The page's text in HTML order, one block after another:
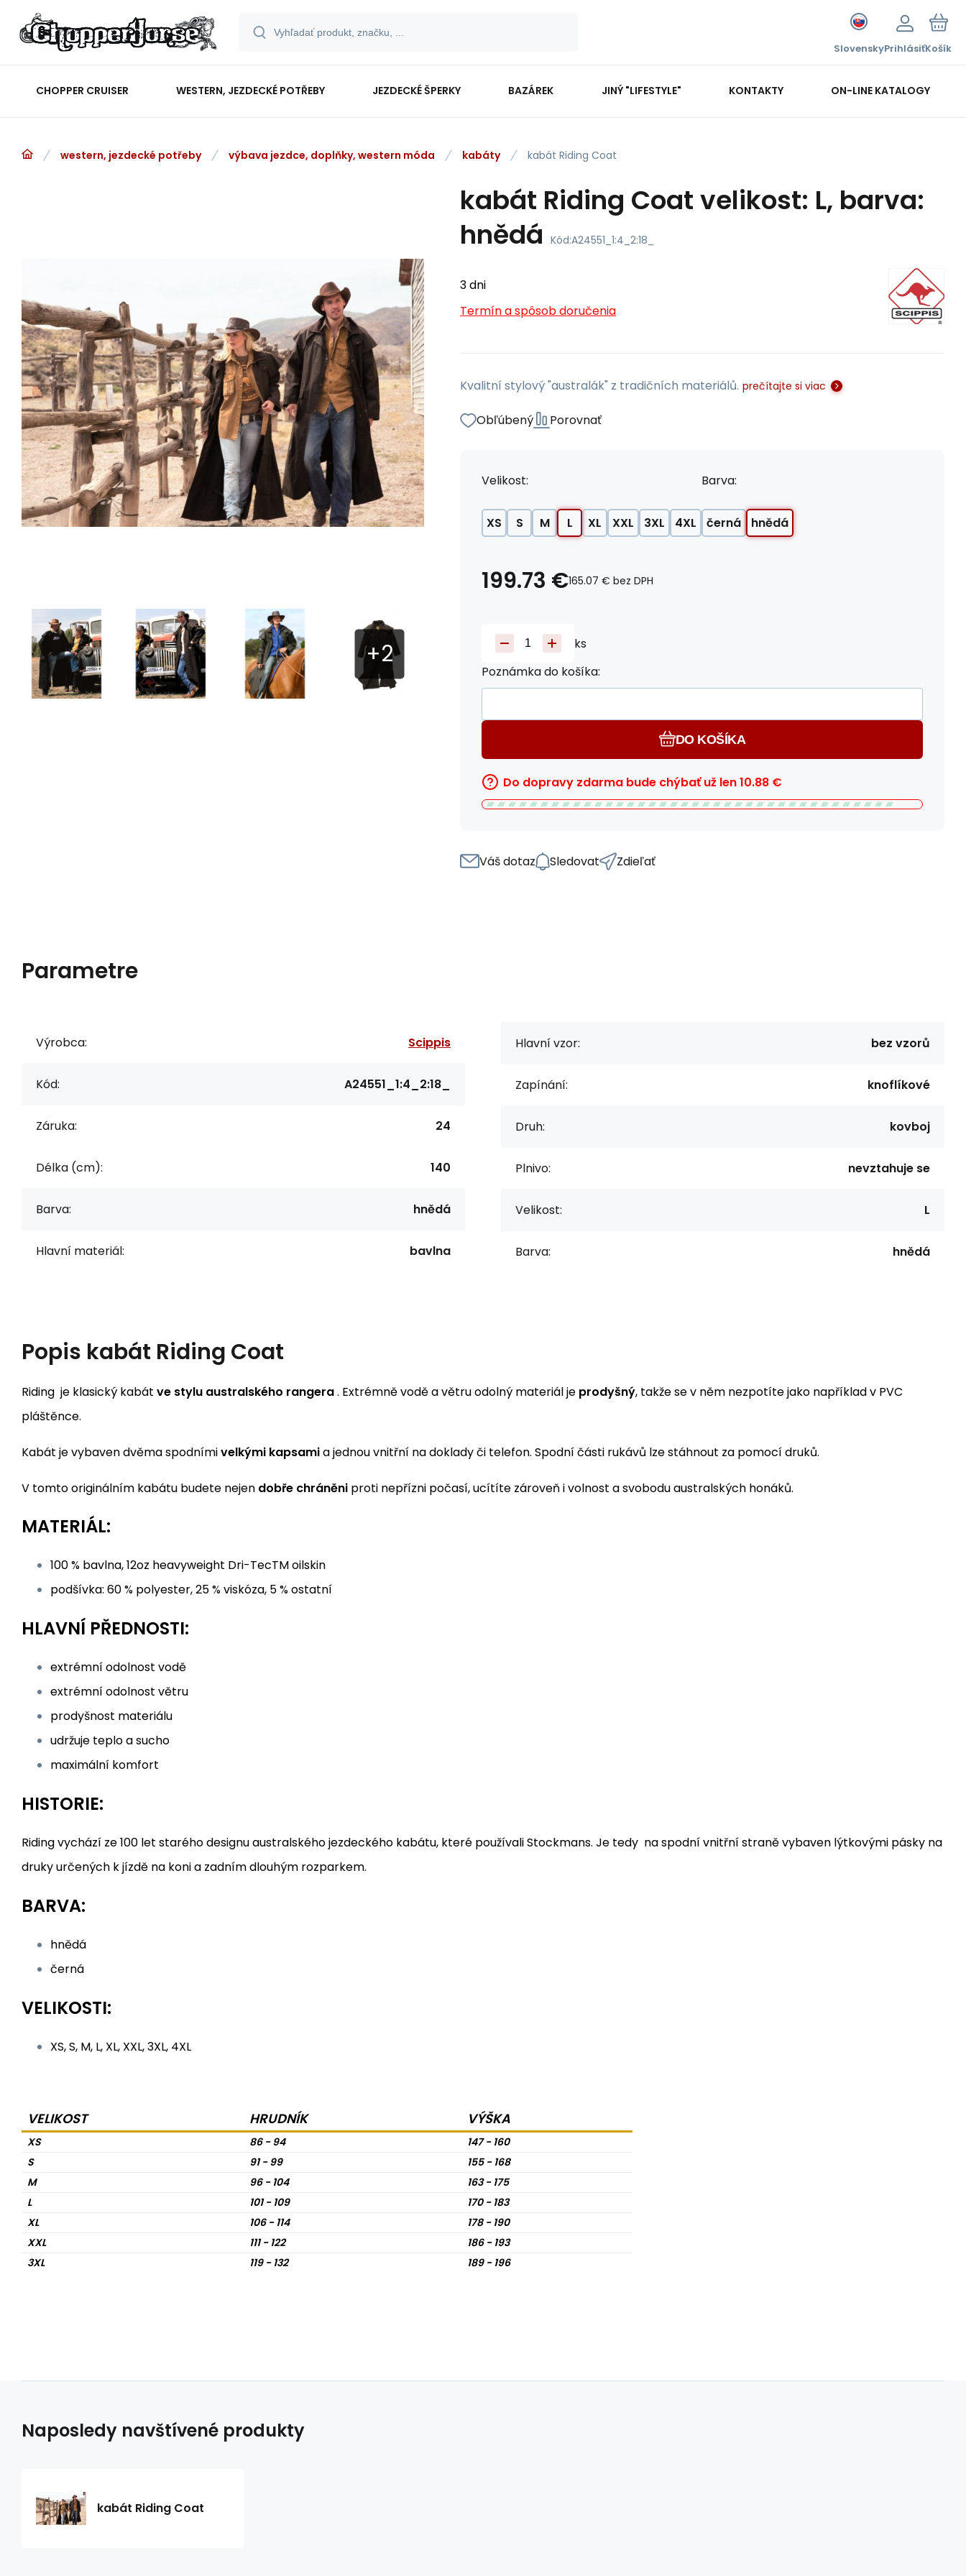
SlovenskyPrihlásiťKošík
CHOPPER CRUISER WESTERN, JEZDECKÉ POTŘEBY JEZDECKÉ ŠPERKY BAZÁREK JINÝ "LIFESTYLE" KONTAKTY ON-LINE KATALOGY
western, jezdecké potřeby výbava jezdce, doplňky, western móda kabáty kabát Riding Coat
kabát Riding Coat velikost: L, barva:
hnědá Kód:A24551_1:4_2:18_
3 dni
Termín a spôsob doručenia
Kvalitní stylový "australák" z tradičních materiálů. prečítajte si viac
Obľúbený Porovnať
Velikost:
XS S M L XL XXL 3XL 4XL
Barva:
černá hnědá
199.73 €165.07 € bez DPH
ks
Poznámka do košíka:
DO KOŠÍKA
Do dopravy zdarma bude chýbať už len10.88 €
Váš dotaz Sledovat Zdieľať
Parametre
Výrobca: Scippis
Kód: A24551_1:4_2:18_
Záruka: 24
Délka (cm): 140
Barva: hnědá
Hlavní materiál: bavlna
Hlavní vzor: bez vzorů
Zapínání: knoflíkové
Druh: kovboj
Plnivo: nevztahuje se
Velikost: L
Barva: hnědá
Popis kabát Riding Coat
Riding je klasický kabát ve stylu australského rangera. Extrémně vodě a větru odolný materiál je prodyšný, takže se v něm nezpotíte jako například v PVC
pláštěnce.
Kabát je vybaven dvěma spodnímivelkými kapsamia jednou vnitřní na doklady či telefon. Spodní části rukávů lze stáhnout za pomocí druků.
V tomto originálním kabátu budete nejen dobře chráněni proti nepřízni počasí, ucítíte zároveň i volnost a svobodu australských honáků.
MATERIÁL:
100 % bavlna, 12oz heavyweight Dri-TecTM oilskin
podšívka: 60 % polyester, 25 % viskóza, 5 % ostatní
HLAVNÍ PŘEDNOSTI:
extrémní odolnost vodě
extrémní odolnost větru
prodyšnost materiálu
udržuje teplo a sucho
maximální komfort
HISTORIE:
Riding vychází ze 100 let starého designu australského jezdeckého kabátu, které používali Stockmans. Je tedy na spodní vnitřní straně vybaven lýtkovými pásky na
druky určených k jízdě na koni a zadním dlouhým rozparkem.
BARVA:
hnědá
černá
VELIKOSTI:
XS, S, M, L, XL, XXL, 3XL, 4XL
VELIKOST HRUDNÍK VÝŠKA
XS 86 - 94
147 - 160
S
91 - 99
155 - 168
M
96 - 104
163 - 175
L
101 - 109
170 - 183
XL
106 - 114
178 - 190
XXL
111 - 122
186 - 193
3XL
119 - 132 189 - 196
Naposledy navštívené produkty
kabát Riding Coat